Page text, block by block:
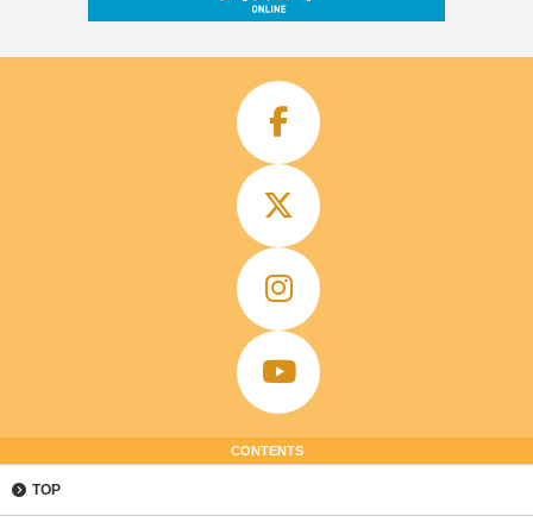
CONTENTS
TOP